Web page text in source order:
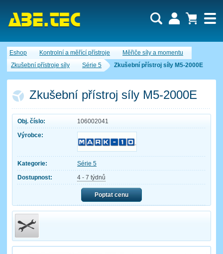
Eshop Kontrolní a měřící přístroje
Měřiče síly a momentu
Zkušební přístroje síly
Série 5 Zkušební přístroj síly M5-2000E
Zkušební přístroj síly M5-2000E
Obj. číslo:
106002041
Výrobce:
Kategorie:
Série 5
Dostupnost:
4 - 7 týdnů
Poptat cenu
Nákupní košík je momentálně prázdný.
Obsah košíku
Počet produktů:0
Cena celkem:0,00 CZK
Uživatel:
Heslo:
Zapomenuté heslo Nová registrace